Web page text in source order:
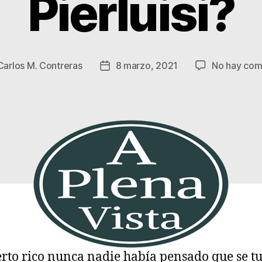
Pierluisi?
M. Contreras
Fecha8 marzo, 2021 No hay
rico nunca nadie había pensado que se